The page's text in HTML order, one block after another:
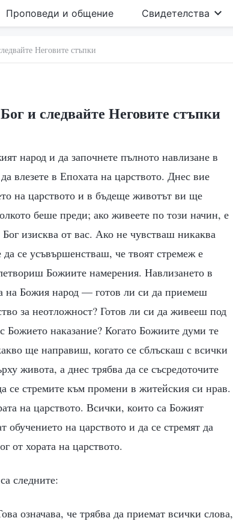
Проповеди и общение Свидетелства
Неговите стъпки
и следвайте Неговите стъпки
народ и да започнете пълното навлизане в
влезете в Епохата на царството. Днес вие
на царството и в бъдеще животът ви ще
беше преди; ако живеете по този начин, е
изисква от вас. Ако не чувстваш никаква
се усъвършенстваш, че твоят стремеж е
Божиите намерения. Навлизането в
на Божия народ — готов ли си да приемеш
за неотложност? Готов ли си да живееш под
наказание? Когато Божиите думи те
ще направиш, когато се сблъскаш с всички
живота, а днес трябва да се съсредоточите
се стремите към промени в житейския си нрав.
на царството. Всички, които са Божият
на царството и да се стремят да
от хората на царството.
следните:
означава, че трябва да приемат всички слова,